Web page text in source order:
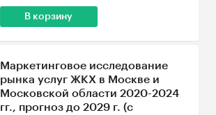
В корзину
Маркетинговое исследование
рынка услуг ЖКХ в Москве и
Московской области 2020-2024
гг., прогноз до 2029 г. (с